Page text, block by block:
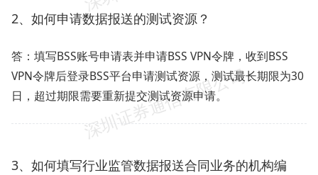
2、如何申请数据报送的测试资源？
答：填写BSS账号申请表并申请BSS VPN令牌，收到BSS
VPN令牌后登录BSS平台申请测试资源，测试最长期限为30
日，超过期限需要重新提交测试资源申请。
3、如何填写行业监管数据报送合同业务的机构编